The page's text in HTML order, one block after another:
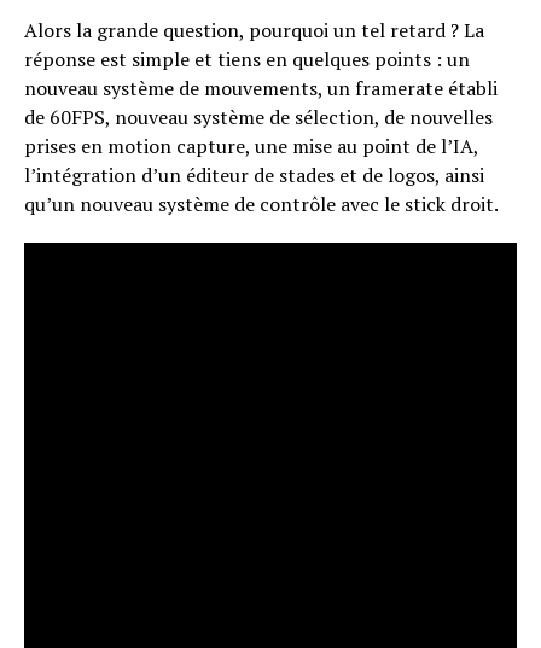
Alors la grande question, pourquoi un tel retard ? La
réponse est simple et tiens en quelques points : un
nouveau système de mouvements, un framerate établi
de 60FPS, nouveau système de sélection, de nouvelles
prises en motion capture, une mise au point de l’IA,
l’intégration d’un éditeur de stades et de logos, ainsi
qu’un nouveau système de contrôle avec le stick droit.